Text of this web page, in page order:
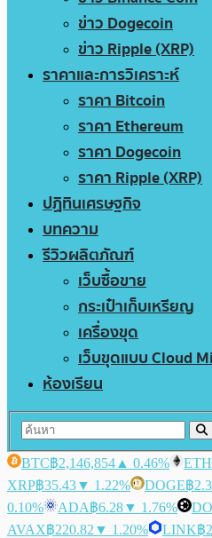
ข่าว Dogecoin
ข่าว Ripple (XRP)
ราคาและการวิเคราะห์
ราคา Bitcoin
ราคา Ethereum
ราคา Dogecoin
ราคา Ripple (XRP)
ปฏิทินเศรษฐกิจ
บทความ
รีวิวผลิตภัณฑ์
เว็บซื้อขาย
กระเป๋าเก็บเหรียญ
เครื่องขุด
เว็บขุดแบบ Cloud
ห้องเรียน
BTC฿2,146,854 ▲ 0.46% ETH
XRP฿35.43▼ 1.22% DOGE฿
0.10%
ADA฿6.28▼ 1.76%
AVAX฿220.82 ▼ 1.20% LINK฿